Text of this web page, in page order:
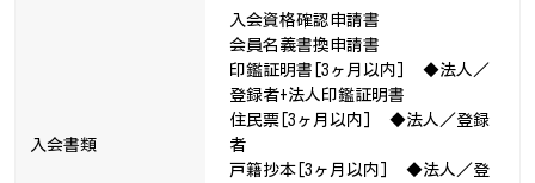
入会書類
入会資格確認申請書
会員名義書換申請書
印鑑証明書[3ヶ月以内] ◆法人／
登録者+法人印鑑証明書
住民票[3ヶ月以内] ◆法人／登録
者
戸籍抄本[3ヶ月以内] ◆法人／登